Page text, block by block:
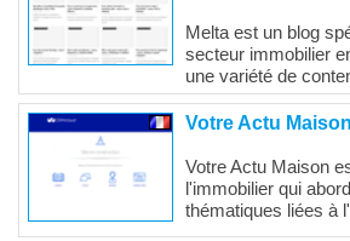
Melta est un blog
secteur immobilier
une variété de
Votre Actu Maison
Votre Actu Maison
l'immobilier qui
thématiques liées à